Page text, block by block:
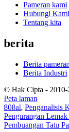
Pameran kami
Hubungi Kami
Tentang kita
berita
Berita pameran
Berita Industri
© Hak Cipta - 2010-
Peta laman
808al, Penganalisis
Pengurangan
Pembuangan Tatu